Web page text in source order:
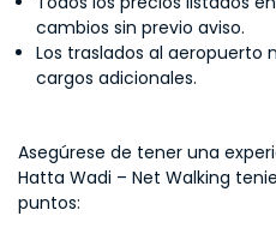
cambios sin previo aviso.
Los traslados al aeropuerto
cargos adicionales.
Asegúrese de tener una
Hatta Wadi – Net Walking
puntos: